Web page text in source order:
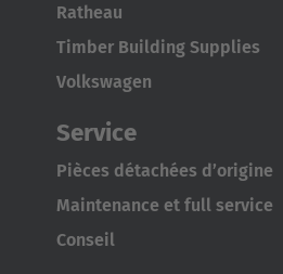
Ratheau
Timber Building Supplies
Volkswagen
Service
Pièces détachées d’origine
Maintenance et full service
Conseil